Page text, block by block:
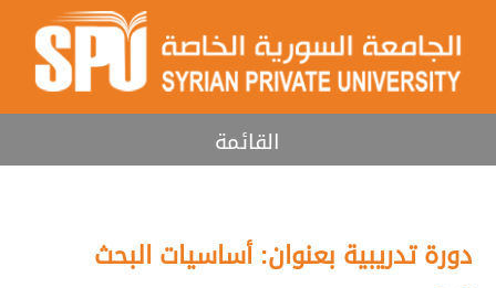
القائمة
دورة تدريبية بعنوان: أساسيات البحث